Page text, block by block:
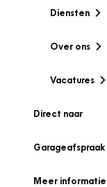
Diensten
Over ons
Vacatures
Direct naar
Garageafspraak
Meer informatie